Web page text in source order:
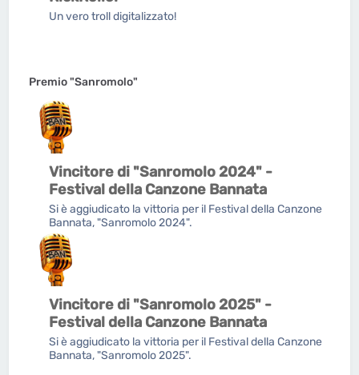
Un vero troll digitalizzato!
Premio "Sanromolo"
Vincitore di "Sanromolo 2024" -
Festival della Canzone Bannata
Si è aggiudicato la vittoria per il Festival della Canzone
Bannata, "Sanromolo 2024".
Vincitore di "Sanromolo 2025" -
Festival della Canzone Bannata
Si è aggiudicato la vittoria per il Festival della Canzone
Bannata, "Sanromolo 2025".